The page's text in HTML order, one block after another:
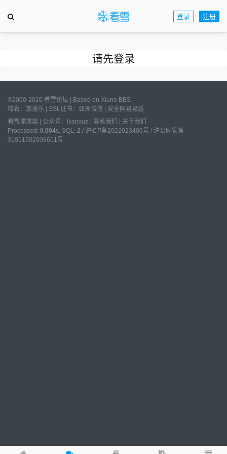
登录 注册
请先登录
©2000-2026 看雪论坛 | Based on Xiuno BBS
域名： 加速乐 | SSL证书： 亚洲诚信
安全网易易盾
看雪播放器
公众号：ikanxue 联系我们
关于我们
Processed: 0.004s, SQL: 2 / 沪ICP备2022023406号 / 沪公网安备
31011502006611号